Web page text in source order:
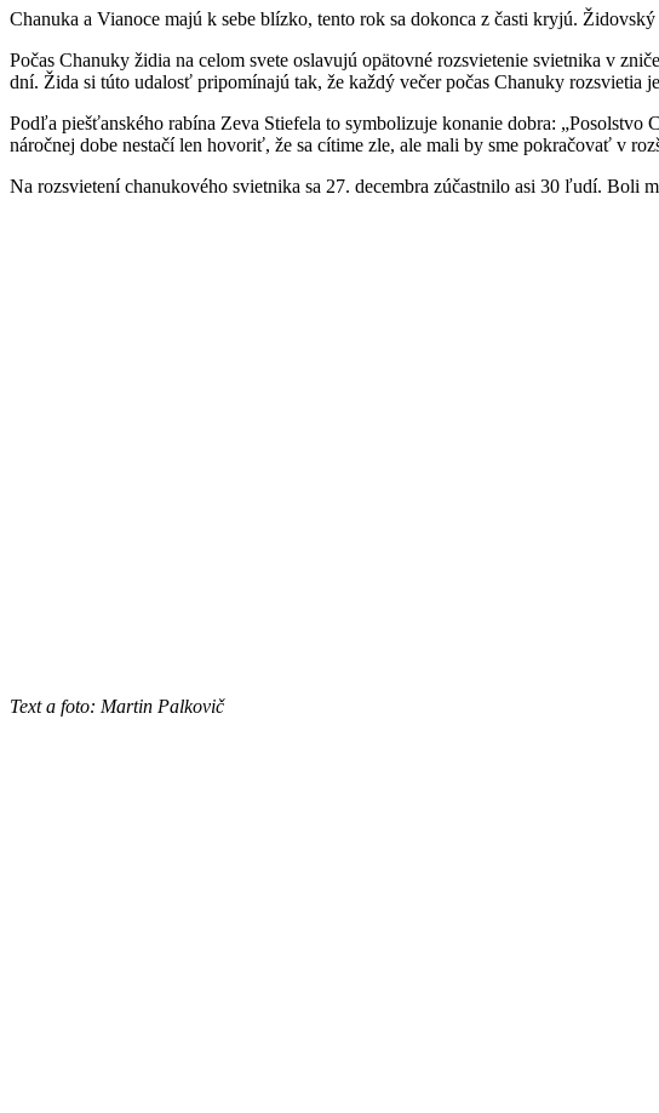
Chanuka a Vianoce majú k sebe blízko, tento rok sa dokonca z časti kryjú.
Počas Chanuky židia na celom svete oslavujú opätovné rozsvietenie svietnika v
dní. Žida si túto udalosť pripomínajú tak, že každý večer počas Chanuky rozsvietia
Podľa piešťanského rabína Zeva Stiefela to symbolizuje konanie dobra:
náročnej dobe nestačí len hovoriť, že sa cítime zle, ale mali by sme pokračovať v
Na rozsvietení chanukového svietnika sa 27. decembra zúčastnilo asi 30 ľudí.
Text a foto: Martin Palkovič